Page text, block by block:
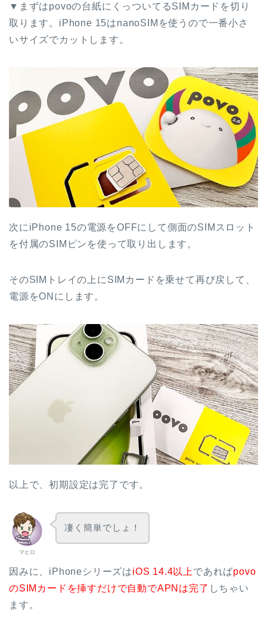
▼まずはpovoの台紙にくっついてるSIMカードを切り
取ります。iPhone 15はnanoSIMを使うので一番小さ
いサイズでカットします。
次にiPhone 15の電源をOFFにして側面のSIMスロット
を付属のSIMピンを使って取り出します。
そのSIMトレイの上にSIMカードを乗せて再び戻して、
電源をONにします。
以上で、初期設定は完了です。
マヒロ
凄く簡単でしょ！
因みに、iPhoneシリーズはiOS 14.4以上 であればpovo
のSIMカードを挿すだけで自動でAPNは完了 しちゃい
ます。